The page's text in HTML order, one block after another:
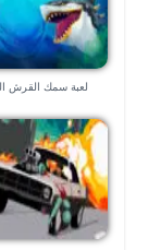
لعبة سمك القرش